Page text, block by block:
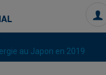
au Japon en 2019